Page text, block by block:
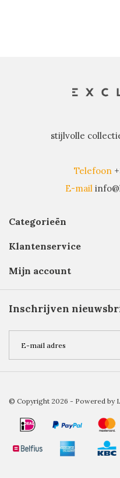
stijlvolle
Telefoon
E-mail
Categorieën
Klantenservice
Mijn account
Inschrijven
© Copyright 2026 - Powered by